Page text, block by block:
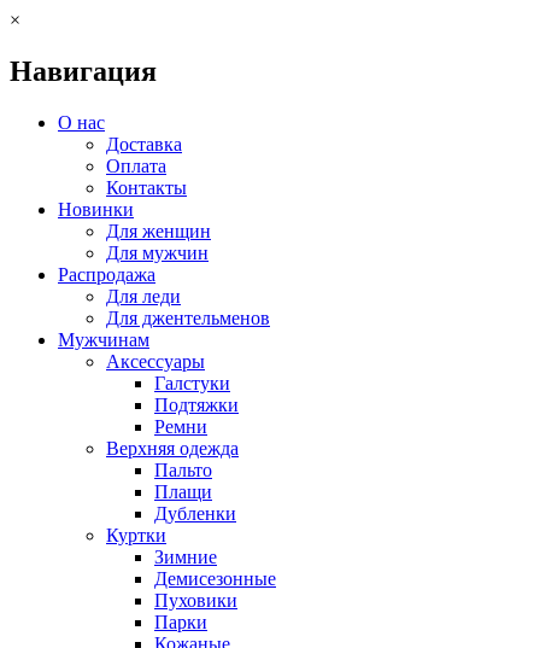
×
Навигация
О нас
Доставка
Оплата
Контакты
Новинки
Для женщин
Для мужчин
Распродажа
Для леди
Для джентельменов
Мужчинам
Аксессуары
Галстуки
Подтяжки
Ремни
Верхняя одежда
Пальто
Плащи
Дубленки
Куртки
Зимние
Демисезонные
Пуховики
Парки
Кожаные